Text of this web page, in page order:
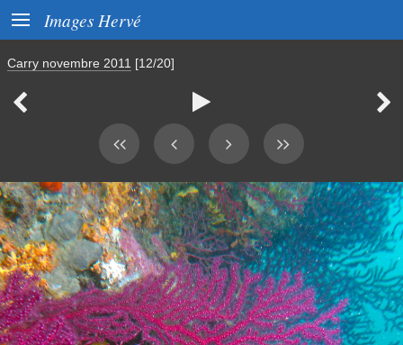
 Images Hervé
Carry novembre 2011 [12/20]
  